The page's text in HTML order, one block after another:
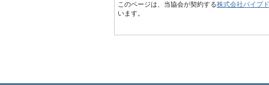
このページは、当協会が契約する株式会社パイプ
います。